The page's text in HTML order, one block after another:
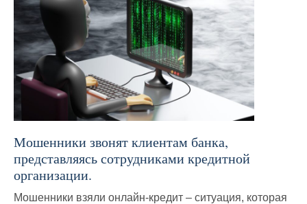
Мошенники звонят клиентам банка,
представляясь сотрудниками кредитной
организации.
Мошенники взяли онлайн-кредит – ситуация, которая